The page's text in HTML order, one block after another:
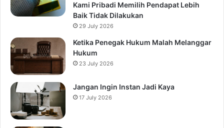
Kami Pribadi Memilih Pendapat Lebih
Baik Tidak Dilakukan
29 July 2026
Ketika Penegak Hukum Malah Melanggar
Hukum
23 July 2026
Jangan Ingin Instan Jadi Kaya
17 July 2026